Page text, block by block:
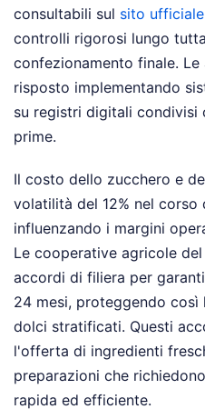
consultabili sul sito
controlli rigorosi lungo
confezionamento finale. Le
risposto implementando
su registri digitali
prime.
Il costo dello zucchero e
volatilità del 12% nel corso
influenzando i margini
Le cooperative agricole
accordi di filiera per
24 mesi, proteggendo così
dolci stratificati. Questi
l'offerta di ingredienti
preparazioni che
rapida ed efficiente.